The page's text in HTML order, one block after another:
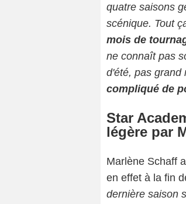
quatre saisons
scénique. Tout
mois de
ne connaît pas
d'été, pas grand
compliqué de
Star
légère par
Marlène Schaff
en effet à la fin
dernière saison